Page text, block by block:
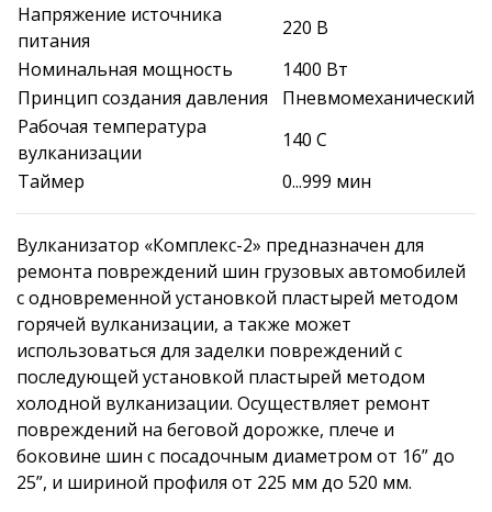
Напряжение источника
питания
220 В
Номинальная мощность
1400 Вт
Принцип создания давления
Пневмомеханический
Рабочая температура
вулканизации
140 C
Таймер
0...999 мин
Вулканизатор «Комплекс-2» предназначен для
ремонта повреждений шин грузовых автомобилей
с одновременной установкой пластырей методом
горячей вулканизации, а также может
использоваться для заделки повреждений с
последующей установкой пластырей методом
холодной вулканизации. Осуществляет ремонт
повреждений на беговой дорожке, плече и
боковине шин с посадочным диаметром от 16” до
25”, и шириной профиля от 225 мм до 520 мм.